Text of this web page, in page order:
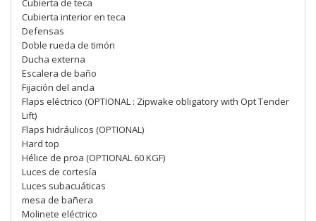
Cubierta de teca
Cubierta interior en teca
Defensas
Doble rueda de timón
Ducha externa
Escalera de baño
Fijación del ancla
Flaps eléctrico (OPTIONAL : Zipwake obligatory with Opt Tender
Lift)
Flaps hidráulicos (OPTIONAL)
Hard top
Hélice de proa (OPTIONAL 60 KGF)
Luces de cortesía
Luces subacuáticas
mesa de bañera
Molinete eléctrico